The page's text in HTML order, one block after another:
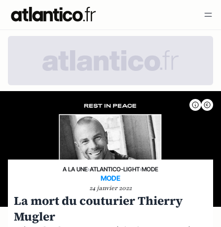
A LA UNE›ATLANTICO-LIGHT›MODE
MODE
24 janvier 2022
La mort du couturier Thierry
Mugler